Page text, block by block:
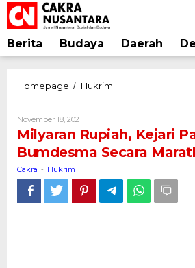
Lewati
ke
konten
Berita Budaya Daerah
Homepage / Hukrim
Tangani
Bumdesma
Marathon
November 18, 2021
Cakra
Milyaran Rupiah, Kejari
Bumdesma Secara
Cakra - Hukrim